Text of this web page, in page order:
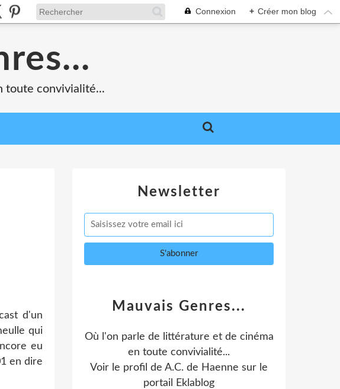
Connexion + Créer mon blog
toute convivialité...
d'un
qui
eu
en dire
Newsletter
Mauvais Genres...
Où l'on parle de littérature et de cinéma
en toute convivialité...
Voir le profil de A.C. de Haenne sur le
portail Eklablog